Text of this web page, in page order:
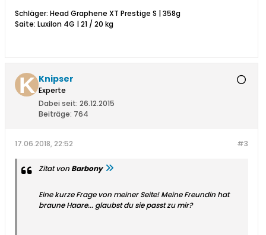
Schläger: Head Graphene XT Prestige S | 358g
Saite: Luxilon 4G | 21 / 20 kg
Knipser
Experte
Dabei seit: 26.12.2015
Beiträge: 764
#3
17.06.2018, 22:52
Zitat vonBarbony
Eine kurze Frage von meiner Seite! Meine Freundin hat
braune Haare... glaubst du sie passt zu mir?